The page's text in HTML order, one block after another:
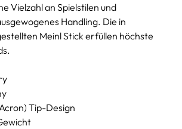
Vielzahl an Spielstilen und
Handling. Die in
Meinl Stick erfüllen höchste
Tip-Design